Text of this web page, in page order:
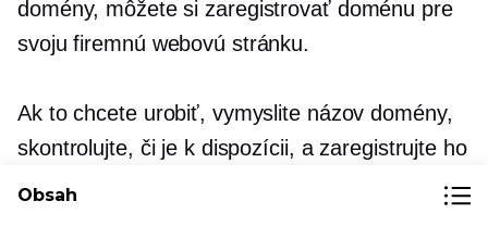
domény, môžete si zaregistrovať doménu pre
svoju firemnú webovú stránku.
Ak to chcete urobiť, vymyslite názov domény,
skontrolujte, či je k dispozícii, a zaregistrujte ho
u vami zvoleného registrátora domény.
Obsah